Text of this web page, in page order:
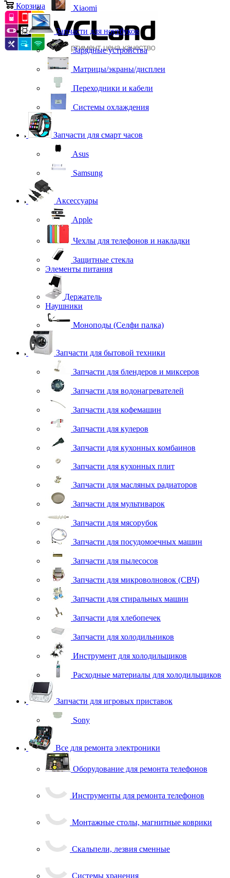
Корзина Xiaomi
Запчасти для ноутбуков
Зарядные устройства
Матрицы/экраны/дисплеи
Переходники и кабели
Системы охлаждения
Запчасти для смарт часов
Asus
Samsung
Аксессуары
Apple
Чехлы для телефонов и накладки
Защитные стекла
Элементы питания
Держатель
Наушники
Моноподы (Селфи палка)
Запчасти для бытовой техники
Запчасти для блендеров и миксеров
Запчасти для водонагревателей
Запчасти для кофемашин
Запчасти для кулеров
Запчасти для кухонных комбаинов
Запчасти для кухонных плит
Запчасти для масляных радиаторов
Запчасти для мультиварок
Запчасти для мясорубок
Запчасти для посудомоечных машин
Запчасти для пылесосов
Запчасти для микроволновок (СВЧ)
Запчасти для стиральных машин
Запчасти для хлебопечек
Запчасти для холодильников
Инструмент для холодильщиков
Расходные материалы для холодильщиков
Запчасти для игровых приставок
Sony
Все для ремонта электроники
Оборудование для ремонта телефонов
Скальпели, лезвия сменные
Системы хранения
Тачскрины